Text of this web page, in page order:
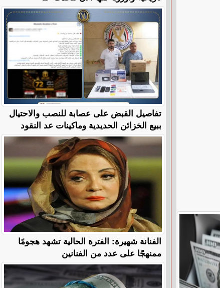
تفاصيل القبض على عصابة للنصب والاحتيال
ببيع الخزائن الحديدية وماكينات عد النقود
الفنانة شهيرة: الفترة الحالية تشهد هجومًا
ممنهجًا على عدد من الفنانين